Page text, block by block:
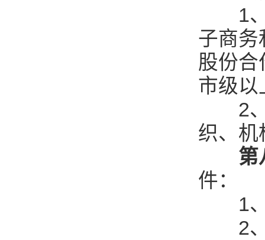
1、
子商务
股份合
市级以
2、
织、机
第
件：
1、
2、